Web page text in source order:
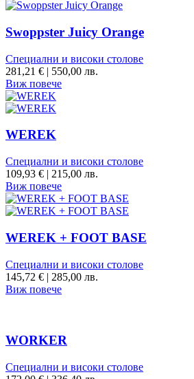
Swoppster Juicy Orange
Специални и високи столове
281,21 € | 550,00 лв.
Виж повече
WEREK
Специални и високи столове
109,93 € | 215,00 лв.
Виж повече
WEREK + FOOT BASE
Специални и високи столове
145,72 € | 285,00 лв.
Виж повече
WORKER
Специални и високи столове